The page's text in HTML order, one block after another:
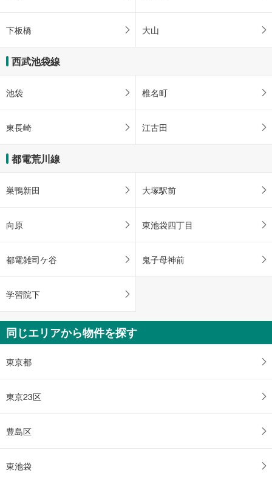
下板橋 大山
西武池袋線
池袋 椎名町
東長崎 江古田
都電荒川線
巣鴨新田 大塚駅前
向原 東池袋四丁目
都電雑司ケ谷 鬼子母神前
学習院下
同じエリアから物件を探す
東京都
東京23区
豊島区
東池袋